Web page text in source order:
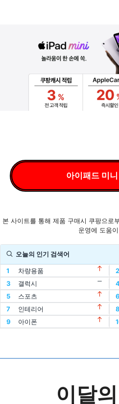
아이패드 미
본 사이트를 통해 제품 구매시 쿠팡으로
운영에 도움
오늘의 인기 검색어
1
차량용품
11
할인
1
차량용품
11
할인
2
2
12
3
갤럭시
13 인텔
3
갤럭시
13
인텔
14
5
스포츠
15
홈트
5
스포츠
15
홈트
6
7
인테리어
17
에어팟
7
인테리어
8
9
아이폰
19 폴드
이달